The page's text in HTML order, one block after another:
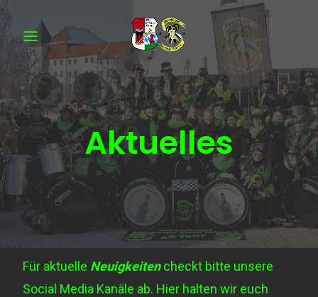
Aktuelles
Für aktuelle Neuigkeitencheckt bitte unsere
Social Media Kanäle ab. Hier halten wir euch